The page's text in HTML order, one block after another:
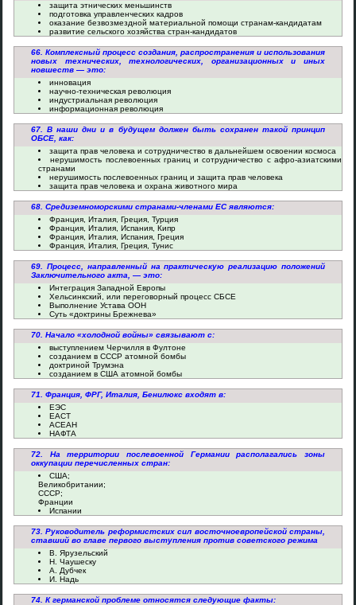
защита этнических меньшинств
подготовка управленческих кадров
оказание безвозмездной материальной помощи странам-кандидатам
развитие сельского хозяйства стран-кандидатов
66. Комплексный процесс создания, распространения и использования
новых технических, технологических, организационных и иных
новшеств — это:
инновация
научно-техническая революция
индустриальная революция
информационная революция
67. В наши дни и в будущем должен быть сохранен такой принцип
ОБСЕ, как:
защита прав человека и сотрудничество в дальнейшем освоении космоса
нерушимость послевоенных границ и сотрудничество с афро-азиатскими
странами
нерушимость послевоенных границ и защита прав человека
защита прав человека и охрана животного мира
68. Средиземноморскими странами-членами ЕС являются:
Франция, Италия, Греция, Турция
Франция, Италия, Испания, Кипр
Франция, Италия, Испания, Греция
Франция, Италия, Греция, Тунис
69. Процесс, направленный на практическую реализацию положений
Заключительного акта, — это:
Интеграция Западной Европы
Хельсинкский, или переговорный процесс СБСЕ
Выполнение Устава ООН
Суть «доктрины Брежнева»
70. Начало «холодной войны» связывают с:
выступлением Черчилля в Фултоне
созданием в СССР атомной бомбы
доктриной Трумэна
созданием в США атомной бомбы
71. Франция, ФРГ, Италия, Бенилюкс входят в:
ЕЭС
ЕАСТ
АСЕАН
НАФТА
72. На территории послевоенной Германии располагались зоны
оккупации перечисленных стран:
США;
Великобритании;
СССР;
Франции
Испании
73. Руководитель реформистских сил восточноевропейской страны,
ставший во главе первого выступления против советского режима
В. Ярузельский
Н. Чаушеску
А. Дубчек
И. Надь
74. К германской проблеме относятся следующие факты: